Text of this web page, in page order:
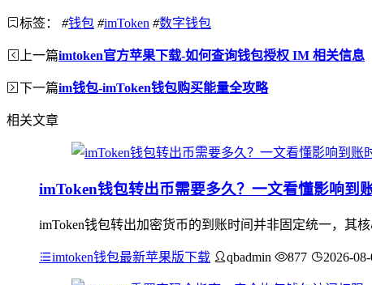
标签： #钱包 #imToken #数字钱包
上一篇imtoken官方苹果下载-如何查询钱包授权 IM 相关信息
下一篇im钱包-imToken钱包购买能量全攻略
相关文章
imToken钱包转出币需要多久？一文看懂影响到
imToken钱包转出加密货币的到账时间并非固定统一，其
imtoken钱包最新苹果版下载 qbadmin 877 2026-